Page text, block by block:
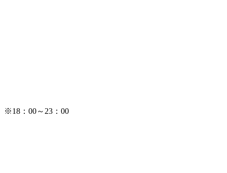
※18：00～23：00